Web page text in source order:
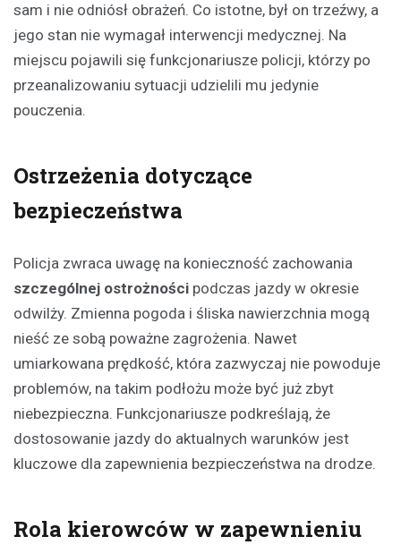
sam i nie odniósł obrażeń. Co istotne, był on trzeźwy, a
jego stan nie wymagał interwencji medycznej. Na
miejscu pojawili się funkcjonariusze policji, którzy po
przeanalizowaniu sytuacji udzielili mu jedynie
pouczenia.
Ostrzeżenia dotyczące
bezpieczeństwa
Policja zwraca uwagę na konieczność zachowania
szczególnej ostrożności podczas jazdy w okresie
odwilży. Zmienna pogoda i śliska nawierzchnia mogą
nieść ze sobą poważne zagrożenia. Nawet
umiarkowana prędkość, która zazwyczaj nie powoduje
problemów, na takim podłożu może być już zbyt
niebezpieczna. Funkcjonariusze podkreślają, że
dostosowanie jazdy do aktualnych warunków jest
kluczowe dla zapewnienia bezpieczeństwa na drodze.
Rola kierowców w zapewnieniu